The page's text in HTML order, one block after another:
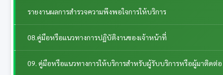
รายงานผลการสำรวจความพึงพอใจการให้บริการ
08.คู่มือหรือแนวทางการปฏิบัติงานของเจ้าหน้าที่
09. คู่มือหรือแนวทางการให้บริการสำหรับผู้รับบริการหรือผู้มาติดต่อ